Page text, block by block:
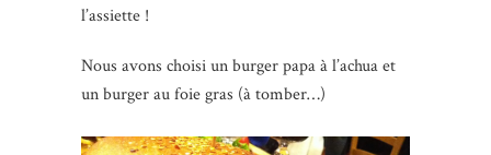
l’assiette !
Nous avons choisi un burger papa à l’achua et
un burger au foie gras (à tomber…)